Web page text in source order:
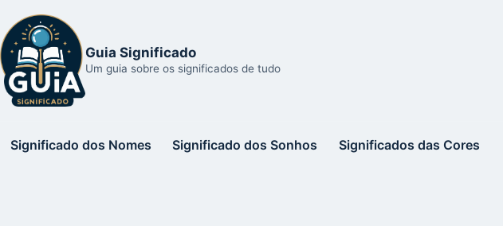
Guia Significado
Um guia sobre os significados de tudo
Significado dos Nomes Significado dos Sonhos Significados das Cores